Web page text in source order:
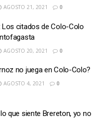
AGOSTO 21, 2021 0
Los citados de Colo-Colo
AGOSTO 20, 2021 0
no juega en Colo-Colo?
AGOSTO 4, 2021 0
que siente Brereton, yo no